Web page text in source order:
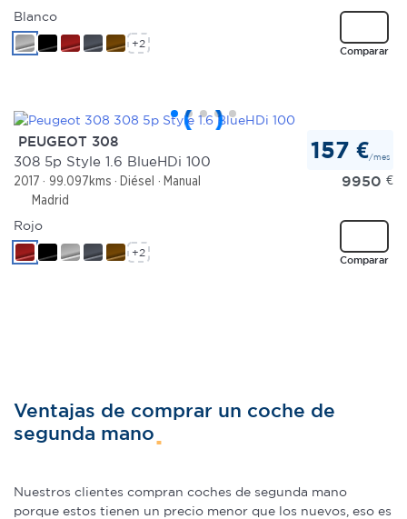
Comparar
Blanco
+2
PEUGEOT 308
308 5p Style 1.6 BlueHDi 100
2017 99.097kms Diésel
Manual
Madrid
157 €/mes
9950 €
Comparar
Rojo
+2
Ventajas de comprar un coche de
segunda mano
Nuestros clientes compran coches de segunda mano
porque estos tienen un precio menor que los nuevos, eso es